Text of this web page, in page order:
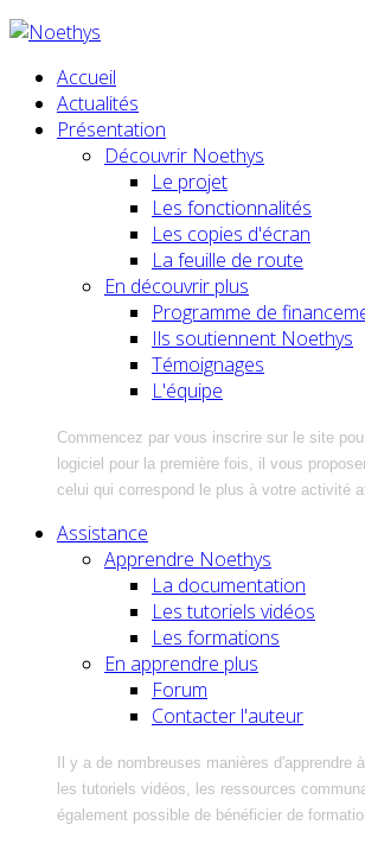
Accueil
Actualités
Présentation
Découvrir Noethys
Le projet
Les fonctionnalités
Les copies d'écran
La feuille de route
En découvrir plus
Programme de
Ils soutiennent Noethys
Témoignages
L'équipe
Commencez par vous inscrire sur le site
logiciel pour la première fois, il vous
celui qui correspond le plus à votre activité
Assistance
Apprendre Noethys
La documentation
Les tutoriels vidéos
Les formations
En apprendre plus
Forum
Contacter l'auteur
Il y a de nombreuses manières
les tutoriels vidéos, les ressources
également possible de bénéficier de